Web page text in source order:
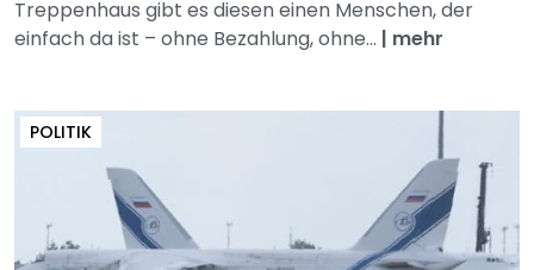
Treppenhaus gibt es diesen einen Menschen, der
einfach da ist – ohne Bezahlung, ohne... | mehr
POLITIK